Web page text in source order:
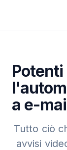
a e-
Tutto ciò
avvisi